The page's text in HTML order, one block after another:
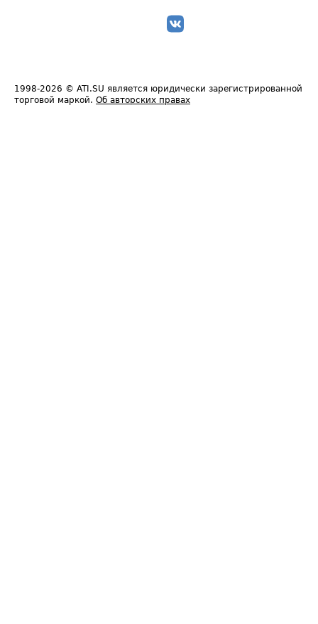
1998-2026 © ATI.SU является юридически зарегистрированной
торговой маркой. Об авторских правах